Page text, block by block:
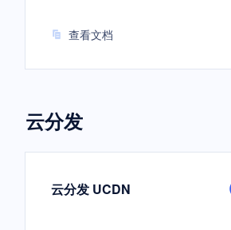
查看文档
云分发
云分发 UCDN